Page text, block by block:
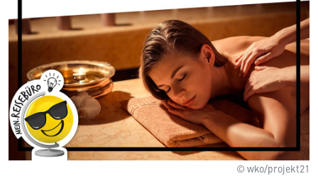
© wko/projekt21